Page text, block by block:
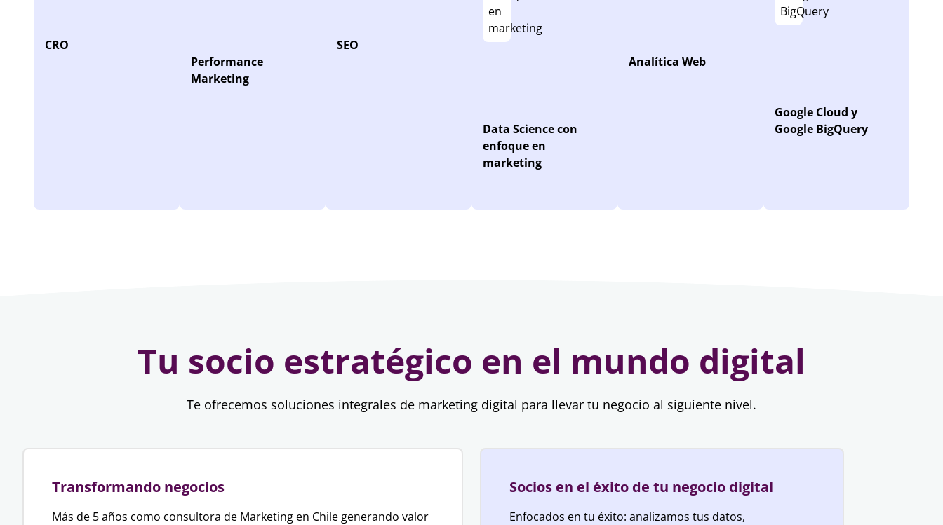
CRO
Performance
Marketing
SEO
Data Science con
enfoque en
marketing
Analítica Web
Google Cloud y
Google BigQuery
Tu socio estratégico en el mundo digital
Te ofrecemos soluciones integrales de marketing digital para llevar tu negocio al siguiente nivel.
Transformando negocios
Más de 5 años como consultora de Marketing en Chile generando valor
Socios en el éxito de tu negocio digital
Enfocados en tu éxito: analizamos tus datos,